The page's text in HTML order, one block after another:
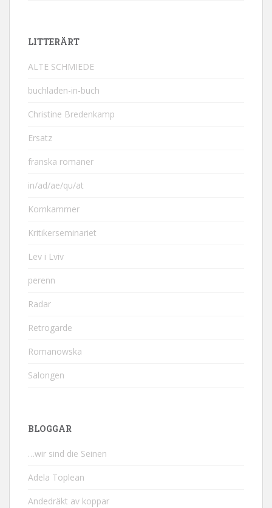
LITTERÄRT
ALTE SCHMIEDE
buchladen-in-buch
Christine Bredenkamp
Ersatz
franska romaner
in/ad/ae/qu/at
Kornkammer
Kritikerseminariet
Lev i Lviv
perenn
Radar
Retrogarde
Romanowska
Salongen
BLOGGAR
…wir sind die Seinen
Adela Toplean
Andedräkt av koppar